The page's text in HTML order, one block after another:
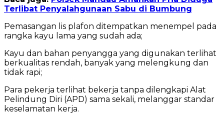
Terlibat Penyalahgunaan Sabu di Bumbung
Pemasangan lis plafon ditempatkan menempel pada
rangka kayu lama yang sudah ada;
Kayu dan bahan penyangga yang digunakan terlihat
berkualitas rendah, banyak yang melengkung dan
tidak rapi;
Para pekerja terlihat bekerja tanpa dilengkapi Alat
Pelindung Diri (APD) sama sekali, melanggar standar
keselamatan kerja.